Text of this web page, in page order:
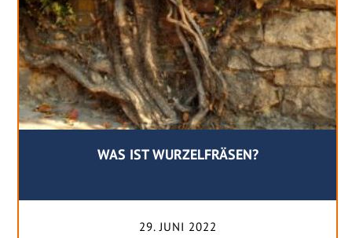
WAS IST WURZELFRÄSEN?
29. JUNI 2022